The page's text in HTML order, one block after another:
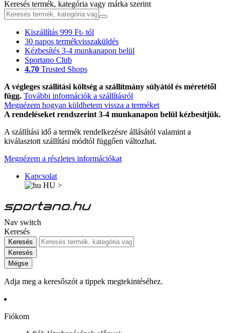
Keresés termék, kategória vagy márka szerint
Kiszállítás 999 Ft- tól
30 napos termékvisszaküldés
Kézbesítés 3-4 munkanapon belül
Sportano Club
4.70 Trusted Shops
A végleges szállítási költség a szállítmány súlyától és méretétől
függ. További információk a szállításról
Megnézem hogyan küldhetem vissza a terméket
A rendeléseket rendszerint 3-4 munkanapon belül kézbesítjük.
A szállítási idő a termék rendelkezésre állásától valamint a
kiválasztott szállítási módtól függően változhat.
Megnézem a részletes információkat
Kapcsolat
HU >
Nav switch
Keresés
Keresés
Keresés
Mégse
Adja meg a keresőszót a tippek megtekintéséhez.
Fiókom